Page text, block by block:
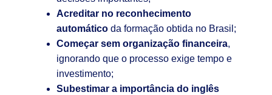
Acreditar no reconhecimento
automático da formação obtida no Brasil;
Começar sem organização financeira,
ignorando que o processo exige tempo e
investimento;
Subestimar a importância do inglês